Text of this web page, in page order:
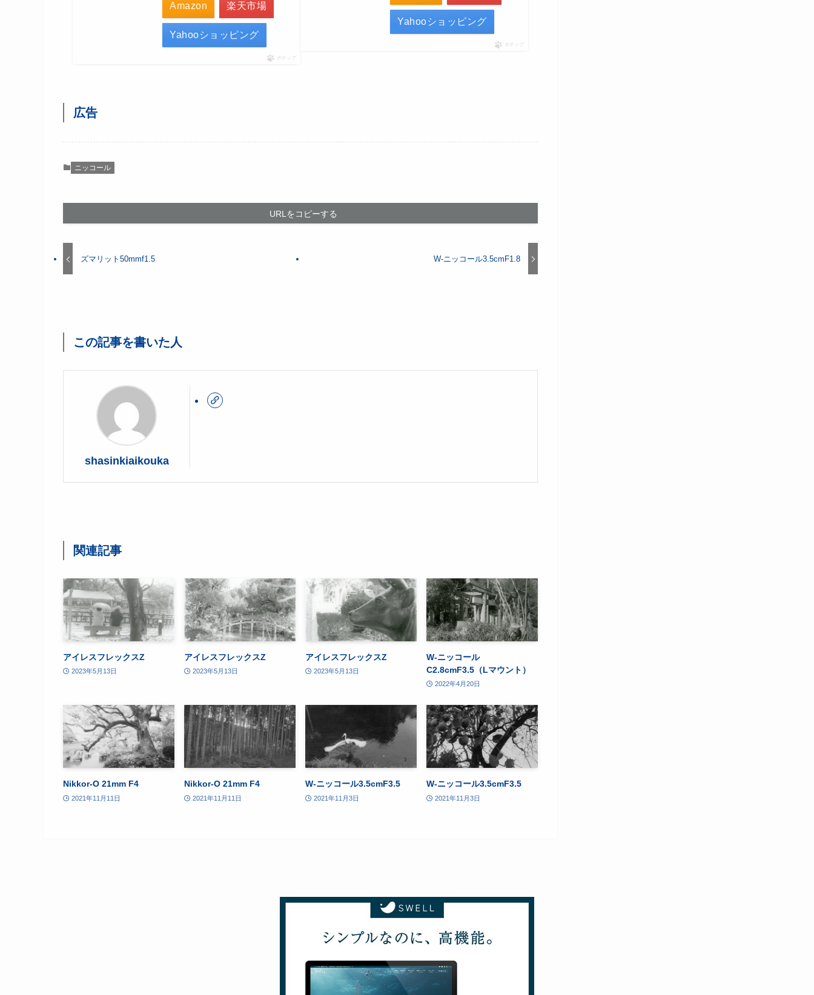
Amazon 楽天市場
Yahooショッピング
ポチップ
Yahooショッピング
ポチップ
広告
ニッコール
URLをコピーする
ズマリット50mmf1.5 W-ニッコール3.5cmF1.8
この記事を書いた人
shasinkiaikouka
関連記事
アイレスフレックスZ
2023年5月13日
アイレスフレックスZ
2023年5月13日
アイレスフレックスZ
2023年5月13日
W-ニッコール
C2.8cmF3.5（Lマウント）
2022年4月20日
Nikkor-O 21mm F4
2021年11月11日
Nikkor-O 21mm F4
2021年11月11日
W-ニッコール3.5cmF3.5
2021年11月3日
W-ニッコール3.5cmF3.5
2021年11月3日